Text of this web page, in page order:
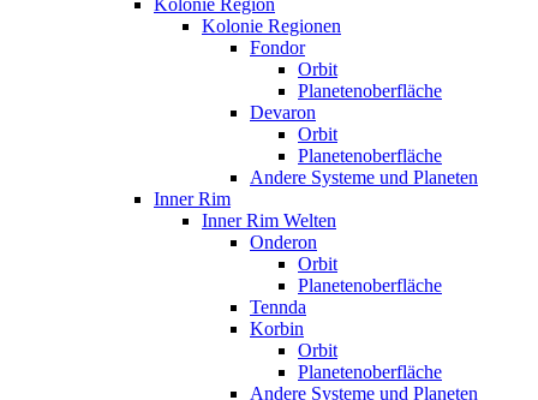
Kolonie Regionen
Fondor
Orbit
Planetenoberfläche
Devaron
Orbit
Planetenoberfläche
Andere Systeme und Planeten
Inner Rim
Inner Rim Welten
Onderon
Orbit
Planetenoberfläche
Tennda
Korbin
Orbit
Planetenoberfläche
Andere Systeme und Planeten